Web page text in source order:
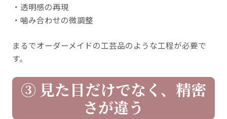
・透明感の再現
・噛み合わせの微調整
まるでオーダーメイドの工芸品のような工程が必要で
す。
③ 見た目だけでなく、精密
さが違う